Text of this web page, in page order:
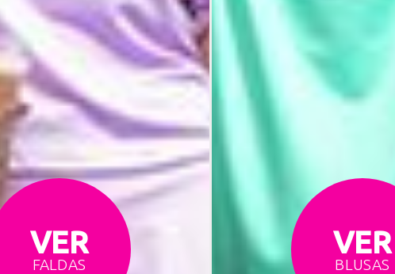
VER
FALDAS
VER
BLUSAS